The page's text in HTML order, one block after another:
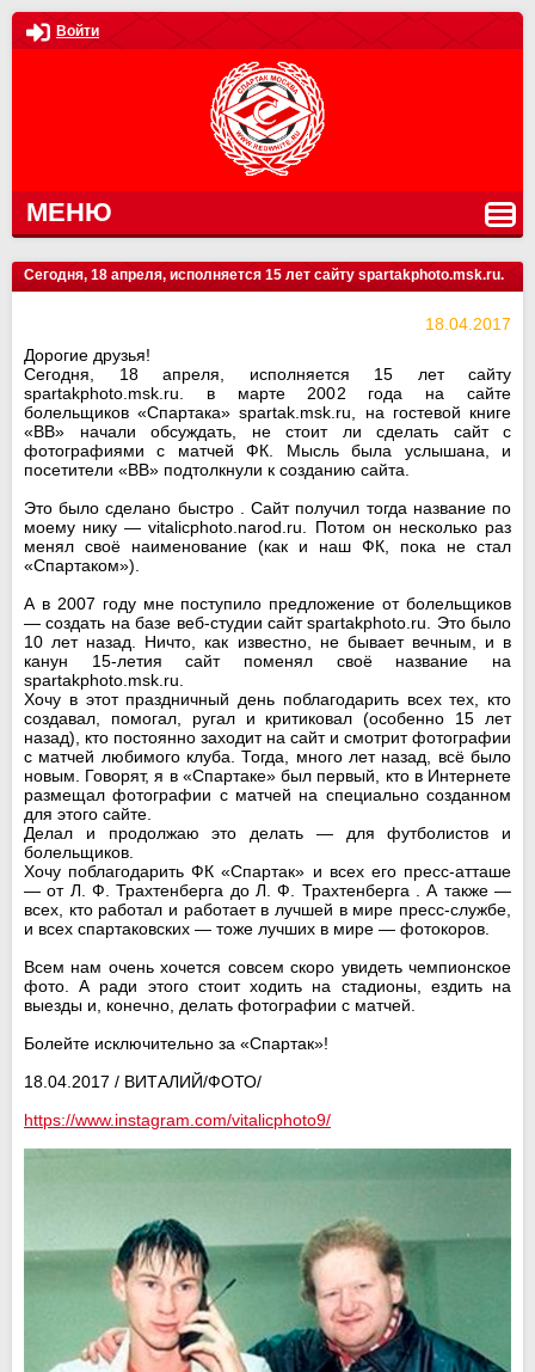
Войти
МЕНЮ
Сегодня, 18 апреля, исполняется 15 лет сайту spartakphoto.msk.ru.
18.04.2017
Дорогие друзья!
Сегодня, 18 апреля, исполняется 15 лет сайту
spartakphoto.msk.ru. в марте 2002 года на сайте
болельщиков «Спартака» spartak.msk.ru, на гостевой книге
«ВВ» начали обсуждать, не стоит ли сделать сайт с
фотографиями с матчей ФК. Мысль была услышана, и
посетители «ВВ» подтолкнули к созданию сайта.
Это было сделано быстро . Сайт получил тогда название по
моему нику — vitalicphoto.narod.ru. Потом он несколько раз
менял своё наименование (как и наш ФК, пока не стал
«Спартаком»).
А в 2007 году мне поступило предложение от болельщиков
— создать на базе веб-студии сайт spartakphoto.ru. Это было
10 лет назад. Ничто, как известно, не бывает вечным, и в
канун 15-летия сайт поменял своё название на
spartakphoto.msk.ru.
Хочу в этот праздничный день поблагодарить всех тех, кто
создавал, помогал, ругал и критиковал (особенно 15 лет
назад), кто постоянно заходит на сайт и смотрит фотографии
с матчей любимого клуба. Тогда, много лет назад, всё было
новым. Говорят, я в «Спартаке» был первый, кто в Интернете
размещал фотографии с матчей на специально созданном
для этого сайте.
Делал и продолжаю это делать — для футболистов и
болельщиков.
Хочу поблагодарить ФК «Спартак» и всех его пресс-атташе
— от Л. Ф. Трахтенберга до Л. Ф. Трахтенберга . А также —
всех, кто работал и работает в лучшей в мире пресс-службе,
и всех спартаковских — тоже лучших в мире — фотокоров.
Всем нам очень хочется совсем скоро увидеть чемпионское
фото. А ради этого стоит ходить на стадионы, ездить на
выезды и, конечно, делать фотографии с матчей.
Болейте исключительно за «Спартак»!
18.04.2017 / ВИТАЛИЙ/ФОТО/
https://www.instagram.com/vitalicphoto9/